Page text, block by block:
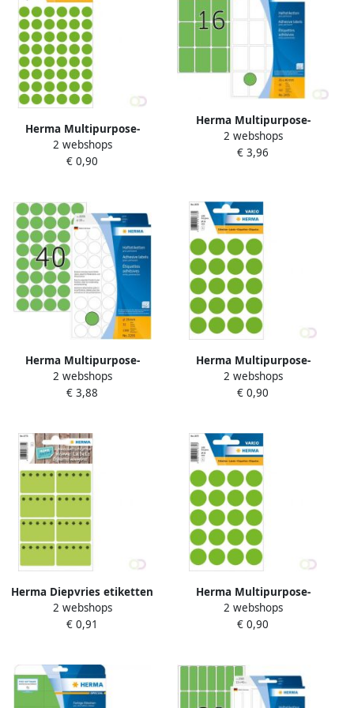
Herma Multipurpose-
etiketten Ã 13 mm rond
fluor groen permanent
2 webshops
€ 0,90
Herma Multipurpose-
etiketten 25 x 40 mm groen
permanent hechtend om
2 webshops
€ 3,96
Herma Multipurpose-
etiketten Ã 19 mm rond
groen geperforeerd
2 webshops
€ 3,88
Herma Multipurpose-
etiketten Ã 19 mm rond
fluor groen permanent
2 webshops
€ 0,90
Herma Diepvries etiketten
26x40 mm groen Ijskristal
48 st.
2 webshops
€ 0,91
Herma Multipurpose-
etiketten Ã 19 mm rond
groen permanent hechtend
2 webshops
€ 0,90